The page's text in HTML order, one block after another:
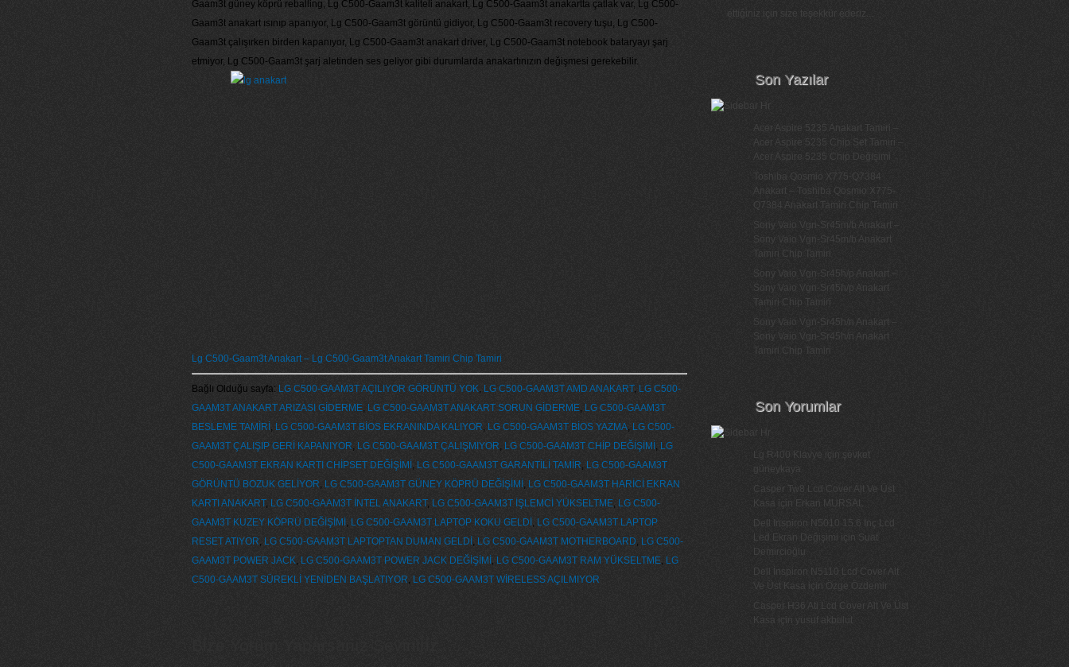
Gaam3t güney köprü reballing, Lg C500-Gaam3t kaliteli anakart, Lg C500-Gaam3t anakartta çatlak var, Lg C500-
Gaam3t anakart ısınıp apanıyor, Lg C500-Gaam3t görüntü gidiyor, Lg C500-Gaam3t recovery tuşu, Lg C500-
Gaam3t çalışırken birden kapanıyor, Lg C500-Gaam3t anakart driver, Lg C500-Gaam3t notebook bataryayı şarj
etmiyor, Lg C500-Gaam3t şarj aletinden ses geliyor gibi durumlarda anakartınızın değişmesi gerekebilir.
Lg C500-Gaam3t Anakart – Lg C500-Gaam3t Anakart Tamiri Chip Tamiri
Bağlı Olduğu sayfa: LG C500-GAAM3T AÇILIYOR GÖRÜNTÜ YOK, LG C500-GAAM3T AMD ANAKART, LG C500-
GAAM3T ANAKART ARIZASI GİDERME, LG C500-GAAM3T ANAKART SORUN GİDERME, LG C500-GAAM3T
BESLEME TAMİRİ , LG C500-GAAM3T BİOS EKRANINDA KALIYOR, LG C500-GAAM3T BİOS YAZMA, LG C500-
GAAM3T ÇALIŞIP GERİ KAPANIYOR, LG C500-GAAM3T ÇALIŞMIYOR, LG C500-GAAM3T CHİP DEĞİŞİMİ , LG
C500-GAAM3T EKRAN KARTI CHİPSET DEĞİŞİMİ , LG C500-GAAM3T GARANTİLİ TAMİR, LG C500-GAAM3T
GÖRÜNTÜ BOZUK GELİYOR, LG C500-GAAM3T GÜNEY KÖPRÜ DEĞİŞİMİ , LG C500-GAAM3T HARİCİ EKRAN
KARTI ANAKART, LG C500-GAAM3T İNTEL ANAKART, LG C500-GAAM3T İŞLEMCİ YÜKSELTME, LG C500-
GAAM3T KUZEY KÖPRÜ DEĞİŞİMİ , LG C500-GAAM3T LAPTOP KOKU GELDİ , LG C500-GAAM3T LAPTOP
RESET ATIYOR, LG C500-GAAM3T LAPTOPTAN DUMAN GELDİ , LG C500-GAAM3T MOTHERBOARD, LG C500-
GAAM3T POWER JACK, LG C500-GAAM3T POWER JACK DEĞİŞİMİ , LG C500-GAAM3T RAM YÜKSELTME, LG
C500-GAAM3T SÜREKLİ YENİDEN BAŞLATIYOR, LG C500-GAAM3T WİRELESS AÇILMIYOR
ettiğiniz için size teşekkür ederiz...
Son Yazılar
Acer Aspire 5235 Anakart Tamiri –
Acer Aspire 5235 Chip Set Tamiri –
Acer Aspire 5235 Chip Değişimi
Toshiba Qosmio X775-Q7384
Anakart – Toshiba Qosmio X775-
Q7384 Anakart Tamiri Chip Tamiri
Sony Vaio Vgn-Sr45m/b Anakart –
Sony Vaio Vgn-Sr45m/b Anakart
Tamiri Chip Tamiri
Sony Vaio Vgn-Sr45h/p Anakart –
Sony Vaio Vgn-Sr45h/p Anakart
Tamiri Chip Tamiri
Sony Vaio Vgn-Sr45h/n Anakart –
Sony Vaio Vgn-Sr45h/n Anakart
Tamiri Chip Tamiri
Son Yorumlar
Lg R400 Klavye için
şevket
güneykaya
Casper Tw8 Lcd Cover Alt Ve Üst
Kasa
için Erkan MURSAL
Dell Inspiron N5010 15.6 İnç Lcd
Led Ekran Değişimi
için Suat
Demircioğlu
Dell İnspiron N5110 Lcd Cover Alt
Ve Üst Kasa
için Özge Özdemir
Casper H36 Ati Lcd Cover Alt Ve Üst
Kasa
için yusuf akbulut